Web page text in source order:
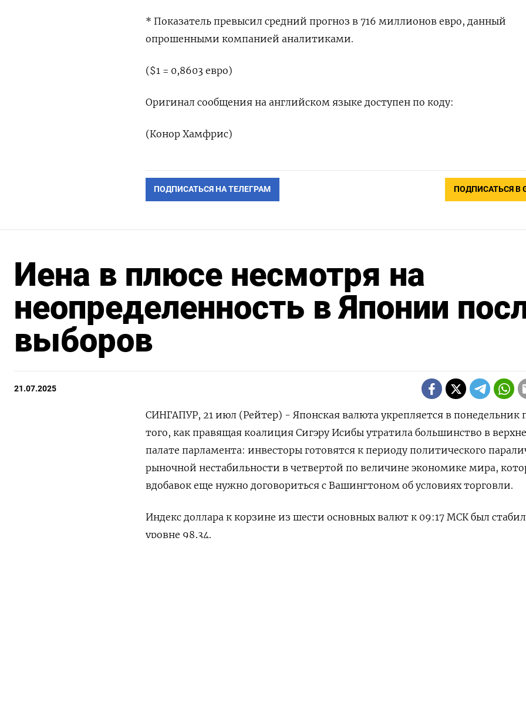
* Показатель превысил средний прогноз в 716 миллионов евро, данный
опрошенными компанией аналитиками.
($1 = 0,8603 евро)
Оригинал сообщения на английском языке доступен по коду:
(Конор Хамфрис)
ПОДПИСАТЬСЯ НА ТЕЛЕГРАМ ПОДПИСАТЬСЯ В
Иена в плюсе несмотря на
неопределенность в Японии
выборов
21.07.2025
СИНГАПУР, 21 июл (Рейтер) - Японская валюта укрепляется в понедельник
того, как правящая коалиция Сигэру Исибы утратила большинство в
палате парламента: инвесторы готовятся к периоду политического
рыночной нестабильности в четвертой по величине экономике мира,
вдобавок еще нужно договориться с Вашингтоном об условиях торговли.
Индекс доллара к корзине из шести основных валют к 09:17 МСК был
уровне 98,34.